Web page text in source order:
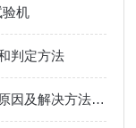
机
判定方法
塑胶电子拉力试验机出现卸载现象的原因及解决方法分享